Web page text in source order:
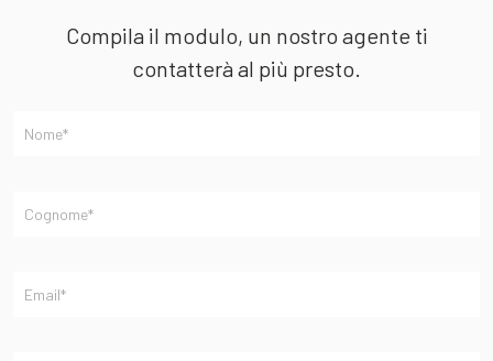
Compila il modulo, un nostro agente ti
contatterà al più presto.